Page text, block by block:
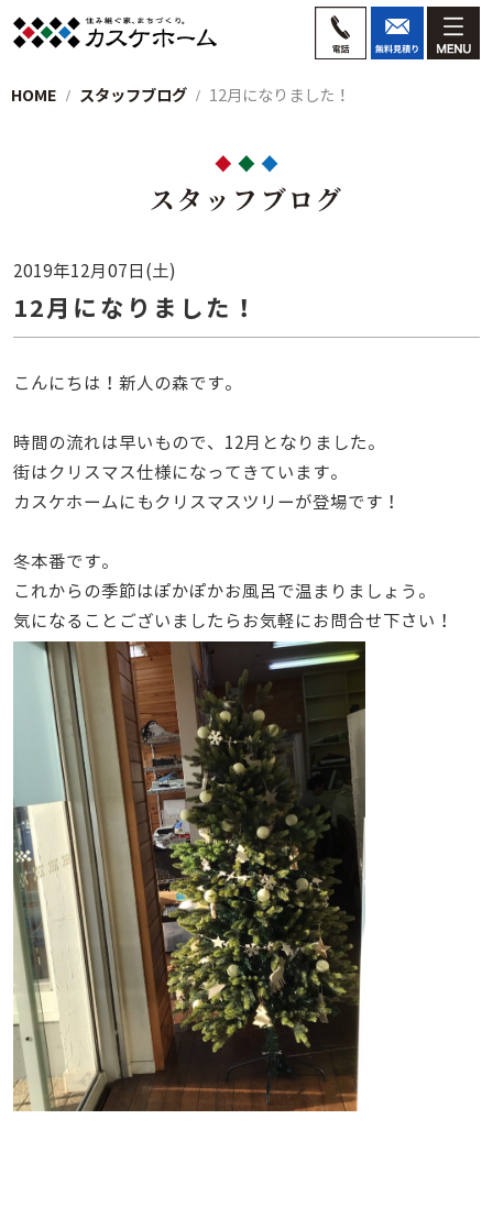
HOME スタッフブログ 12月になりました！
スタッフブログ
2019年12月07日(土)
12月になりました！
こんにちは！新人の森です。
時間の流れは早いもので、12月となりました。
街はクリスマス仕様になってきています。
カスケホームにもクリスマスツリーが登場です！
冬本番です。
これからの季節はぽかぽかお風呂で温まりましょう。
気になることございましたらお気軽にお問合せ下さい！